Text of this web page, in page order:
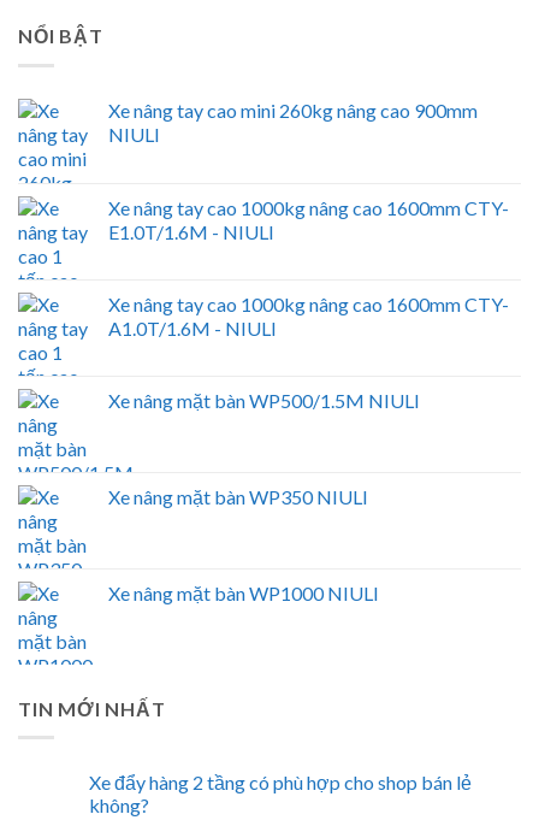
NỔI BẬT
Xe nâng tay cao mini 260kg nâng cao 900mm
NIULI
Xe nâng tay cao 1000kg nâng cao 1600mm CTY-
E1.0T/1.6M - NIULI
Xe nâng tay cao 1000kg nâng cao 1600mm CTY-
A1.0T/1.6M - NIULI
Xe nâng mặt bàn WP500/1.5M NIULI
Xe nâng mặt bàn WP350 NIULI
Xe nâng mặt bàn WP1000 NIULI
TIN MỚI NHẤT
Xe đẩy hàng 2 tầng có phù hợp cho shop bán lẻ
không?